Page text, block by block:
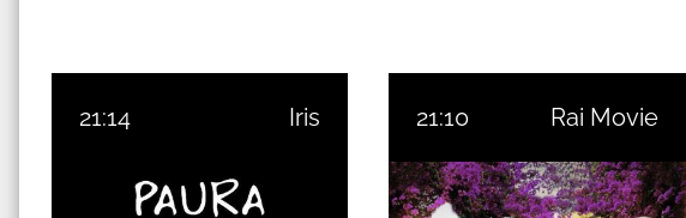
21:14 Iris 21:10 Rai Movie